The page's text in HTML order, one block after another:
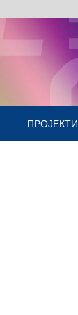
ПРОЈЕКТИ